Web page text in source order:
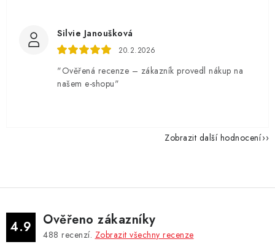
Silvie Janoušková
20.2.2026
"Ověřená recenze – zákazník provedl nákup na
našem e-shopu"
Zobrazit další hodnocení
4.9 Ověřeno zákazníky
488 recenzí. Zobrazit všechny recenze